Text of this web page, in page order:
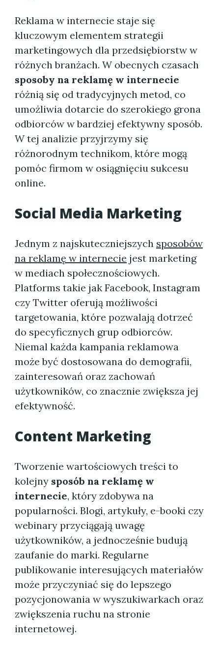
Reklama w internecie staje się
kluczowym elementem strategii
marketingowych dla przedsiębiorstw w
różnych branżach. W obecnych czasach
sposoby na reklamę w internecie
różnią się od tradycyjnych metod, co
umożliwia dotarcie do szerokiego grona
odbiorców w bardziej efektywny sposób.
W tej analizie przyjrzymy się
różnorodnym technikom, które mogą
pomóc firmom w osiągnięciu sukcesu
online.
Social Media Marketing
Jednym z najskuteczniejszych sposobów
na reklamę w internecie jest marketing
w mediach społecznościowych.
Platforms takie jak Facebook, Instagram
czy Twitter oferują możliwości
targetowania, które pozwalają dotrzeć
do specyficznych grup odbiorców.
Niemal każda kampania reklamowa
może być dostosowana do demografii,
zainteresowań oraz zachowań
użytkowników, co znacznie zwiększa jej
efektywność.
Content Marketing
Tworzenie wartościowych treści to
kolejny sposób na reklamę w
internecie, który zdobywa na
popularności. Blogi, artykuły, e-booki czy
webinary przyciągają uwagę
użytkowników, a jednocześnie budują
zaufanie do marki. Regularne
publikowanie interesujących materiałów
może przyczyniać się do lepszego
pozycjonowania w wyszukiwarkach oraz
zwiększenia ruchu na stronie
internetowej.